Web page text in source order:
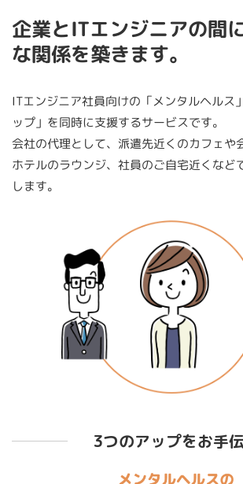
企業とITエンジニアの間
な関係を築きます。
ITエンジニア社員向けの「メンタルヘルス
ップ」を同時に支援するサービスです。
会社の代理として、派遣先近くのカフェや
ホテルのラウンジ、社員のご自宅近くなど
します。
3つのアップをお手